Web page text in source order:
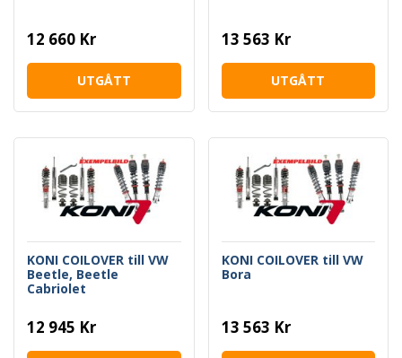
12 660 Kr
UTGÅTT
13 563 Kr
UTGÅTT
KONI COILOVER till VW
Beetle, Beetle
Cabriolet
12 945 Kr
KONI COILOVER till VW
Bora
13 563 Kr